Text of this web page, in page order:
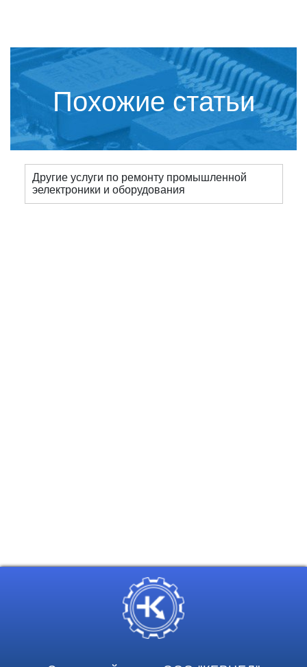
Похожие статьи
Другие услуги по ремонту промышленной
эелектроники и оборудования